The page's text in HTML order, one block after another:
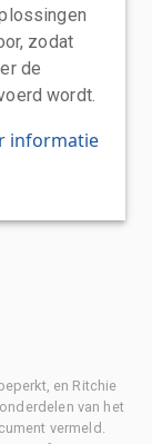
zodat
de
wordt.
informatie
en Ritchie
van het
vermeld.